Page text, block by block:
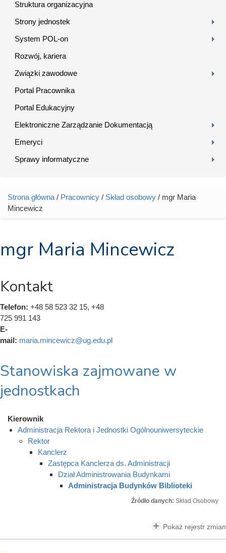
Struktura organizacyjna
Strony jednostek
System POL-on
Rozwój, kariera
Związki zawodowe
Portal Pracownika
Portal Edukacyjny
Elektroniczne Zarządzanie Dokumentacją
Emeryci
Sprawy informatyczne
Jesteś tutaj
Strona główna / Pracownicy / Skład osobowy / mgr Maria
Mincewicz
mgr Maria Mincewicz
Kontakt
Telefon: +48 58 523 32 15, +48
725 991 143
E-
mail: maria.mincewicz@ug.edu.pl
Stanowiska zajmowane w
jednostkach
Kierownik
Administracja Rektora i Jednostki Ogólnouniwersyteckie
Rektor
Kanclerz
Zastępca Kanclerza ds. Administracji
Dział Administrowania Budynkami
Administracja Budynków Biblioteki
Źródło danych: Skład Osobowy
Pokaż rejestr zmian